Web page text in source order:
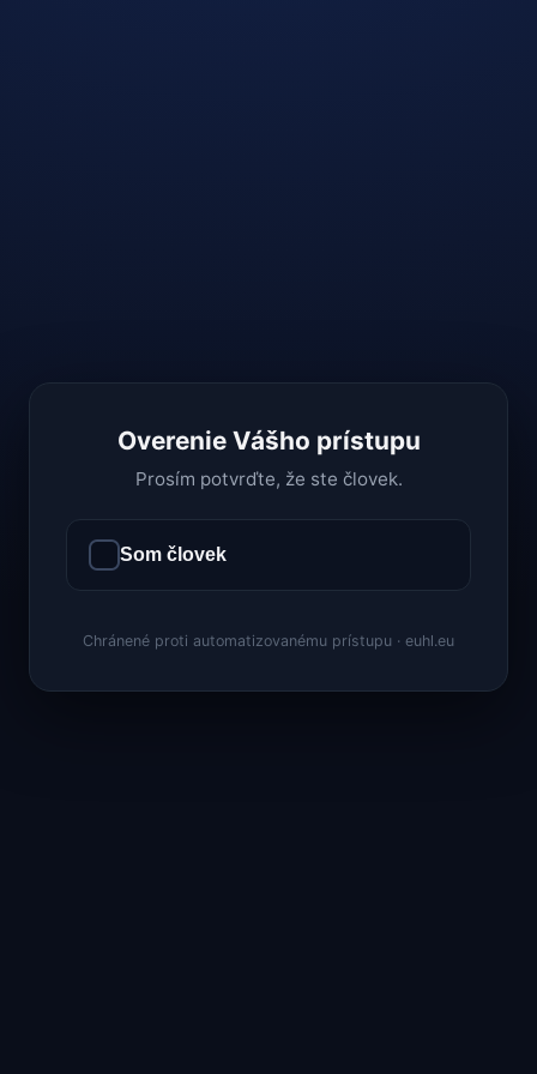
Overenie Vášho prístupu
Prosím potvrďte, že ste človek.
Som človek
Chránené proti automatizovanému prístupu · euhl.eu